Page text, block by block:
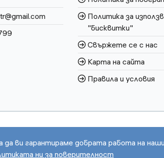
да ви гарантираме добрата работа на
ни за поверителност
Политика за
"бисквитки"
Свържете се с нас
Карта на сайта
Правила и условия